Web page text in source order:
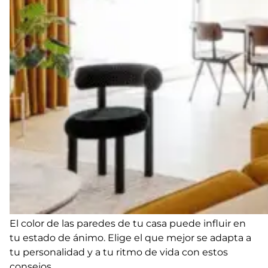
El color de las paredes de tu casa puede influir en
tu estado de ánimo. Elige el que mejor se adapta a
tu personalidad y a tu ritmo de vida con estos